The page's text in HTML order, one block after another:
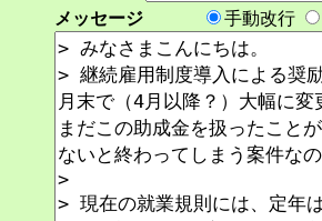
メッセージ
手動改行